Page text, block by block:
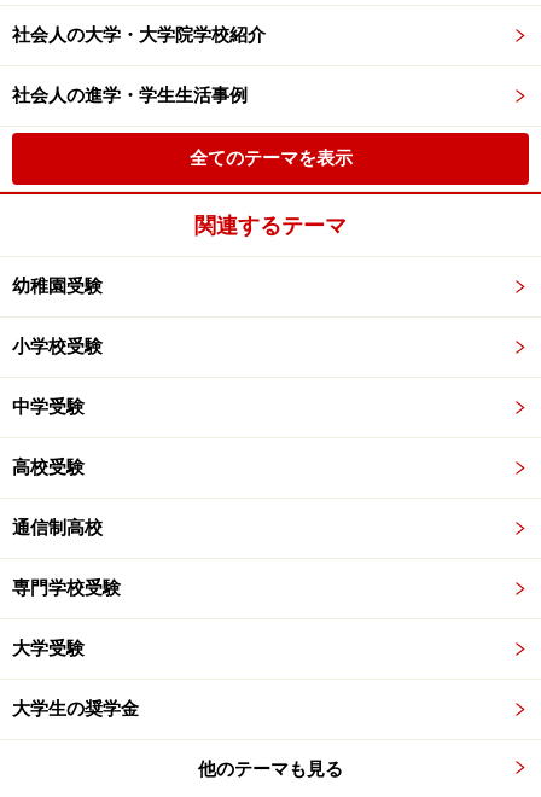
社会人の大学・大学院学校紹介
社会人の進学・学生生活事例
全てのテーマを表示
関連するテーマ
幼稚園受験
小学校受験
中学受験
高校受験
通信制高校
専門学校受験
大学受験
大学生の奨学金
他のテーマも見る